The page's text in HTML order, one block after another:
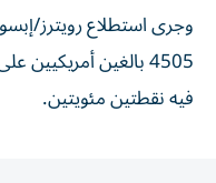
وجرى استطلاع رويترز/
4505 بالغين
فيه نقطتين مئويتين.